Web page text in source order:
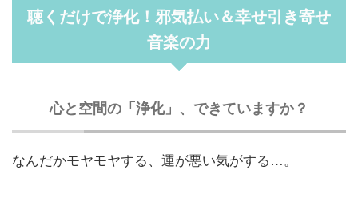
聴くだけで浄化！邪気払い＆幸せ引き寄せ
音楽の力
心と空間の「浄化」、できていますか？
なんだかモヤモヤする、運が悪い気がする…。